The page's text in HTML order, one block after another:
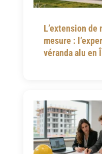
L’extension de
mesure :
véranda alu en